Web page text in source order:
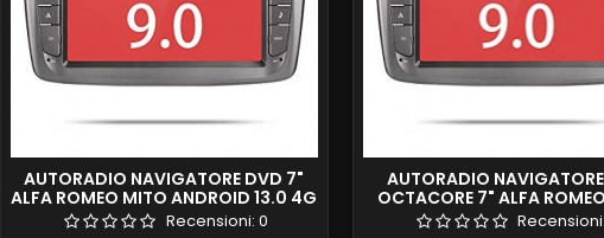
AUTORADIO NAVIGATORE DVD 7"
ALFA ROMEO MITO ANDROID 13.0 4G
GIANTECH SIMPLE
Recensioni: 0
AUTORADIO
OCTACORE 7" ALFA
ANDROID 13.0 4GB RAM 64